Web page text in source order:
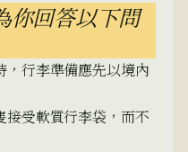
你回答以下問
，行李準備應先以境內
接受軟質行李袋，而不